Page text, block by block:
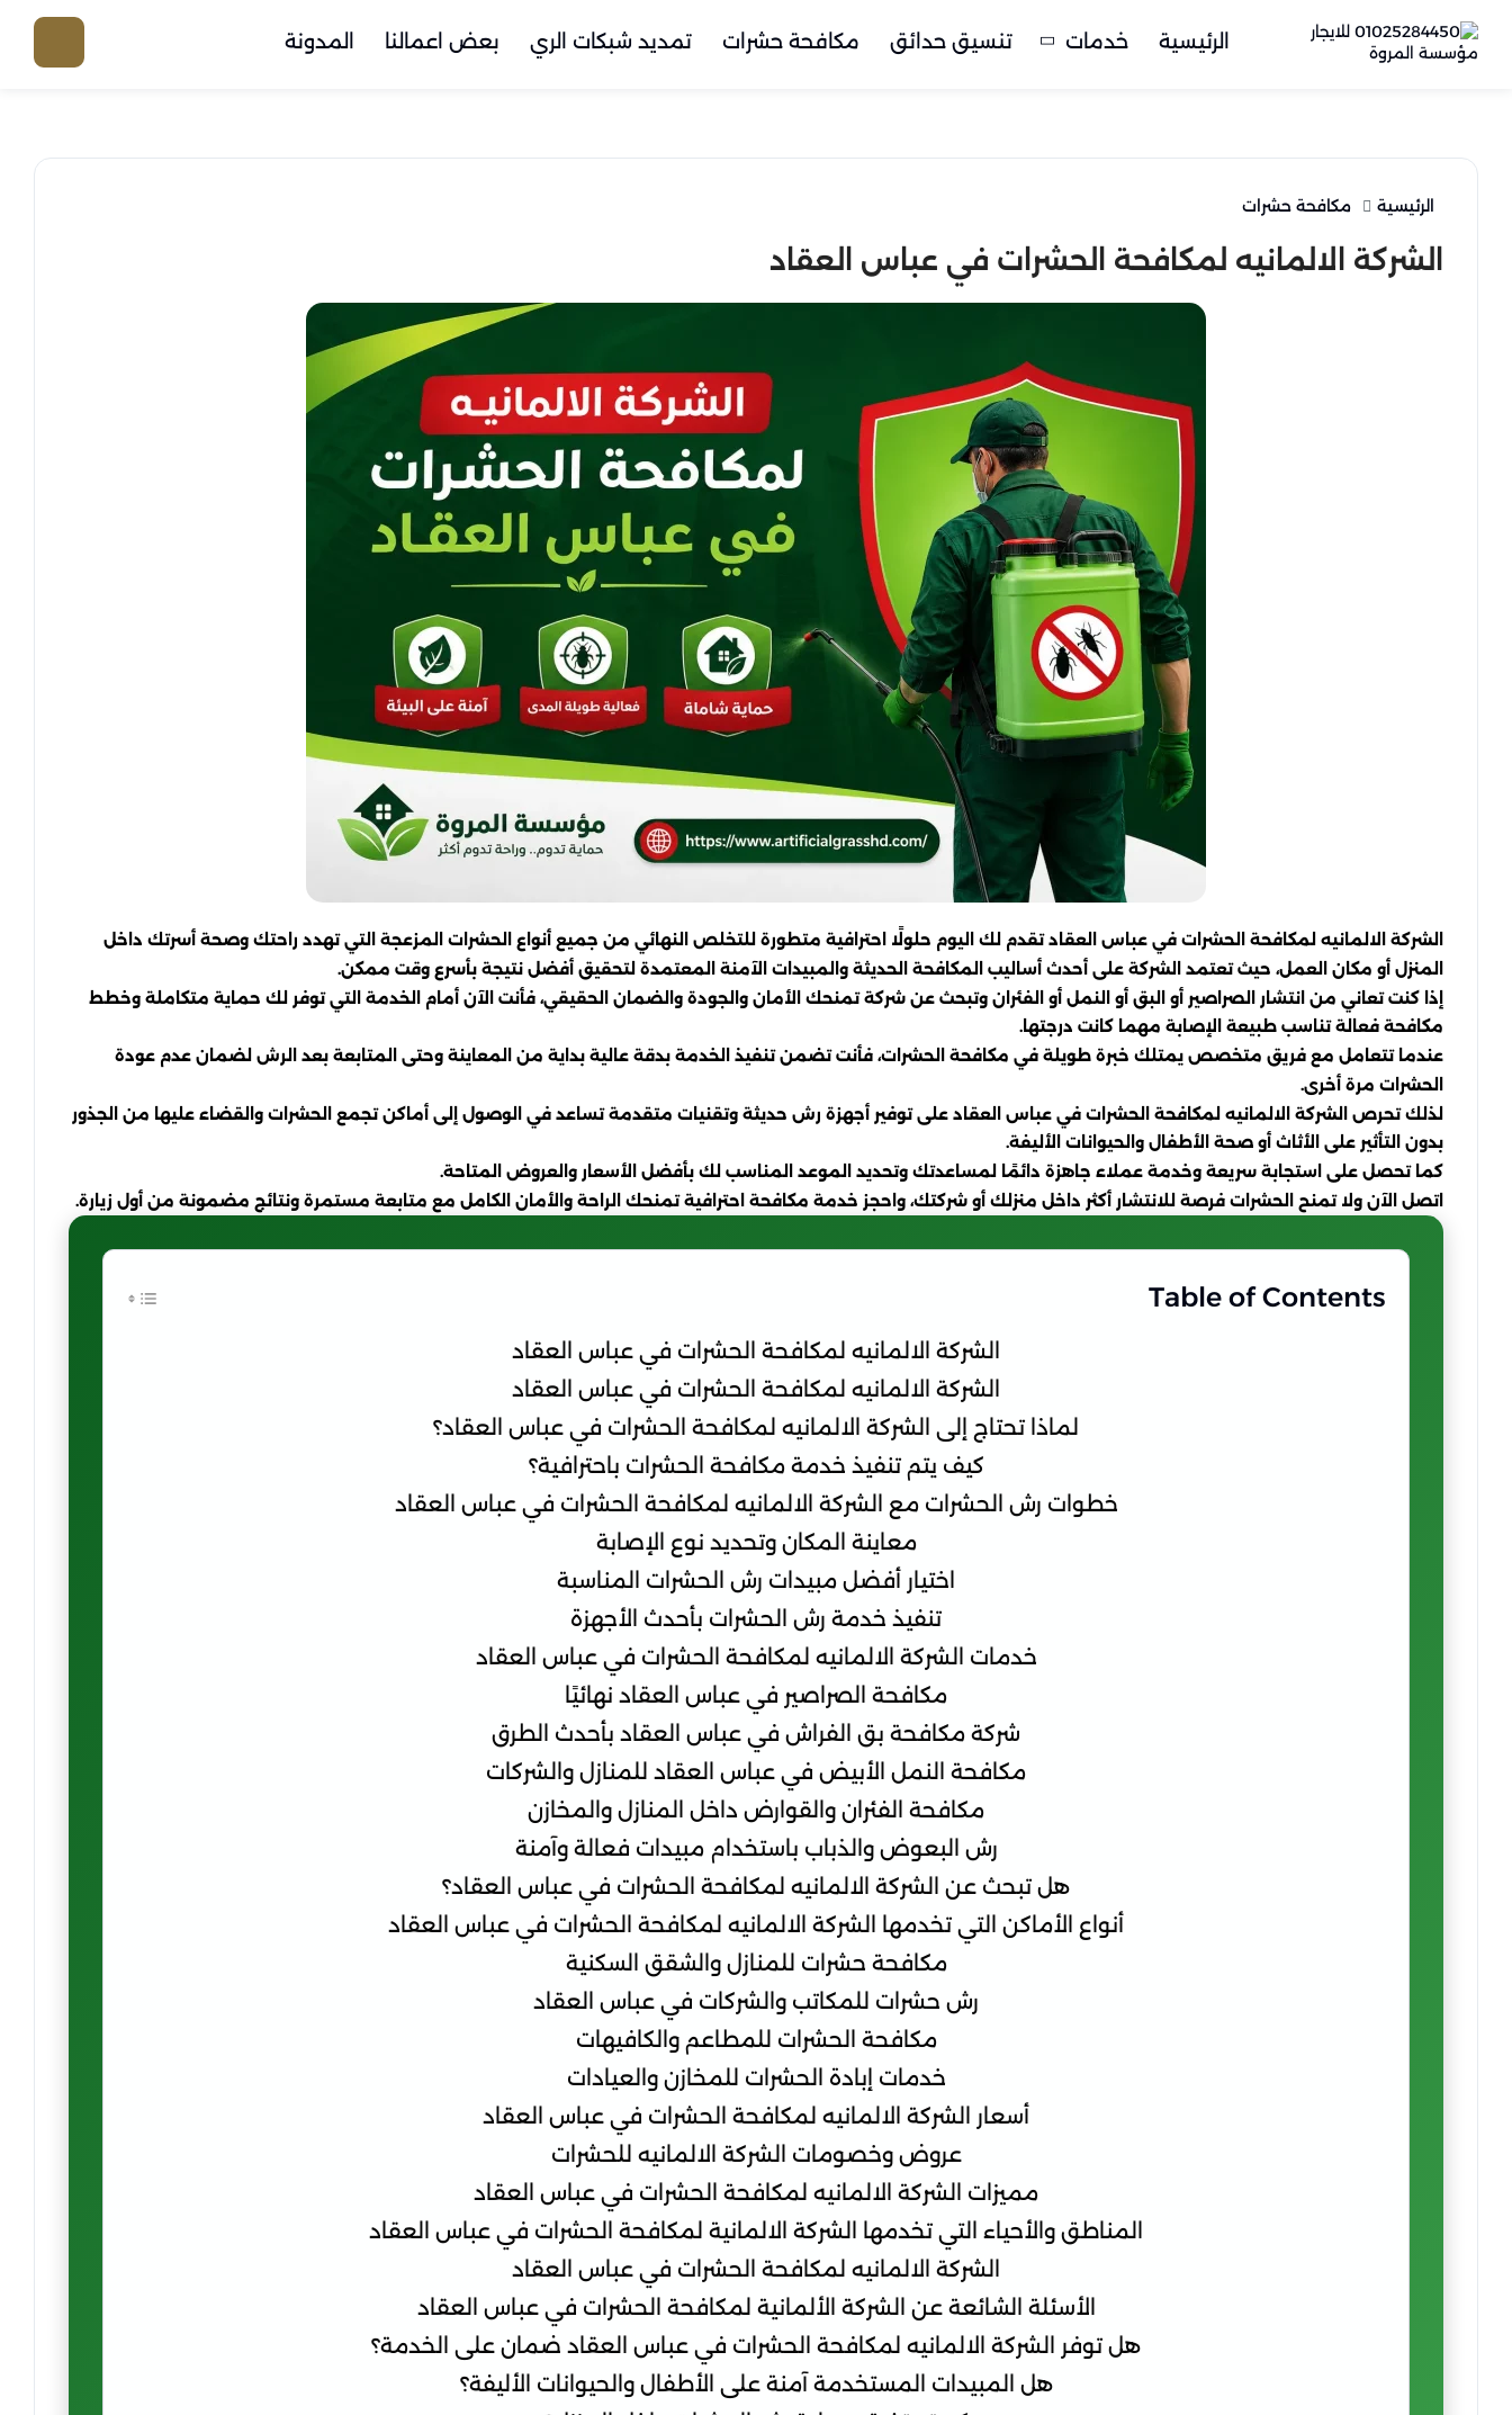
الرئيسية خدمات تنسيق حدائق مكافحة حشرات تمديد شبكات الري بعض اعمالنا المدونة
الرئيسية مكافحة حشرات
الشركة الالمانيه لمكافحة الحشرات في عباس العقاد
الشركة الالمانيه لمكافحة الحشرات في عباس العقاد تقدم لك اليوم حلولًا احترافية متطورة للتخلص النهائي من جميع أنواع الحشرات المزعجة التي تهدد راحتك وصحة أسرتك داخل
المنزل أو مكان العمل، حيث تعتمد الشركة على أحدث أساليب المكافحة الحديثة والمبيدات الآمنة المعتمدة لتحقيق أفضل نتيجة بأسرع وقت ممكن.
إذا كنت تعاني من انتشار الصراصير أو البق أو النمل أو الفئران وتبحث عن شركة تمنحك الأمان والجودة والضمان الحقيقي، فأنت الآن أمام الخدمة التي توفر لك حماية متكاملة وخطط
مكافحة فعالة تناسب طبيعة الإصابة مهما كانت درجتها.
عندما تتعامل مع فريق متخصص يمتلك خبرة طويلة في مكافحة الحشرات، فأنت تضمن تنفيذ الخدمة بدقة عالية بداية من المعاينة وحتى المتابعة بعد الرش لضمان عدم عودة
الحشرات مرة أخرى.
لذلك تحرص الشركة الالمانيه لمكافحة الحشرات في عباس العقاد على توفير أجهزة رش حديثة وتقنيات متقدمة تساعد في الوصول إلى أماكن تجمع الحشرات والقضاء عليها من الجذور
بدون التأثير على الأثاث أو صحة الأطفال والحيوانات الأليفة.
كما تحصل على استجابة سريعة وخدمة عملاء جاهزة دائمًا لمساعدتك وتحديد الموعد المناسب لك بأفضل الأسعار والعروض المتاحة.
اتصل الآن ولا تمنح الحشرات فرصة للانتشار أكثر داخل منزلك أو شركتك، واحجز خدمة مكافحة احترافية تمنحك الراحة والأمان الكامل مع متابعة مستمرة ونتائج مضمونة من أول زيارة.
Table of Contents
الشركة الالمانيه لمكافحة الحشرات في عباس العقاد
الشركة الالمانيه لمكافحة الحشرات في عباس العقاد
لماذا تحتاج إلى الشركة الالمانيه لمكافحة الحشرات في عباس العقاد؟
كيف يتم تنفيذ خدمة مكافحة الحشرات باحترافية؟
خطوات رش الحشرات مع الشركة الالمانيه لمكافحة الحشرات في عباس العقاد
معاينة المكان وتحديد نوع الإصابة
اختيار أفضل مبيدات رش الحشرات المناسبة
تنفيذ خدمة رش الحشرات بأحدث الأجهزة
خدمات الشركة الالمانيه لمكافحة الحشرات في عباس العقاد
مكافحة الصراصير في عباس العقاد نهائيًا
شركة مكافحة بق الفراش في عباس العقاد بأحدث الطرق
مكافحة النمل الأبيض في عباس العقاد للمنازل والشركات
مكافحة الفئران والقوارض داخل المنازل والمخازن
رش البعوض والذباب باستخدام مبيدات فعالة وآمنة
هل تبحث عن الشركة الالمانيه لمكافحة الحشرات في عباس العقاد؟
أنواع الأماكن التي تخدمها الشركة الالمانيه لمكافحة الحشرات في عباس العقاد
مكافحة حشرات للمنازل والشقق السكنية
رش حشرات للمكاتب والشركات في عباس العقاد
مكافحة الحشرات للمطاعم والكافيهات
خدمات إبادة الحشرات للمخازن والعيادات
أسعار الشركة الالمانيه لمكافحة الحشرات في عباس العقاد
عروض وخصومات الشركة الالمانيه للحشرات
مميزات الشركة الالمانيه لمكافحة الحشرات في عباس العقاد
المناطق والأحياء التي تخدمها الشركة الالمانية لمكافحة الحشرات في عباس العقاد
الشركة الالمانيه لمكافحة الحشرات في عباس العقاد
الأسئلة الشائعة عن الشركة الألمانية لمكافحة الحشرات في عباس العقاد
هل توفر الشركة الالمانيه لمكافحة الحشرات في عباس العقاد ضمان على الخدمة؟
هل المبيدات المستخدمة آمنة على الأطفال والحيوانات الأليفة؟